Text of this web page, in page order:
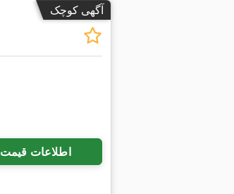
آگهی کوچک
اطلاعات قیمت